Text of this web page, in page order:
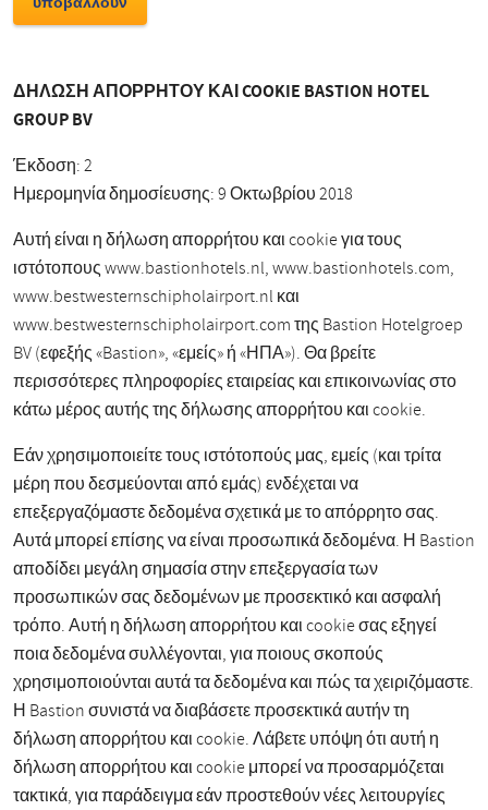
ΔΗΛΩΣΗ ΑΠΟΡΡΗΤΟΥ ΚΑΙ COOKIE BASTION HOTEL
GROUP BV
Έκδοση: 2
Ημερομηνία δημοσίευσης: 9 Οκτωβρίου 2018
Αυτή είναι η δήλωση απορρήτου και cookie για τους
ιστότοπους www.bastionhotels.nl, www.bastionhotels.com,
www.bestwesternschipholairport.nl και
www.bestwesternschipholairport.com της Bastion Hotelgroep
BV (εφεξής «Bastion», «εμείς» ή «ΗΠΑ»). Θα βρείτε
περισσότερες πληροφορίες εταιρείας και επικοινωνίας στο
κάτω μέρος αυτής της δήλωσης απορρήτου και cookie.
Εάν χρησιμοποιείτε τους ιστότοπούς μας, εμείς (και τρίτα
μέρη που δεσμεύονται από εμάς) ενδέχεται να
επεξεργαζόμαστε δεδομένα σχετικά με το απόρρητο σας.
Αυτά μπορεί επίσης να είναι προσωπικά δεδομένα. Η Bastion
αποδίδει μεγάλη σημασία στην επεξεργασία των
προσωπικών σας δεδομένων με προσεκτικό και ασφαλή
τρόπο. Αυτή η δήλωση απορρήτου και cookie σας εξηγεί
ποια δεδομένα συλλέγονται, για ποιους σκοπούς
χρησιμοποιούνται αυτά τα δεδομένα και πώς τα χειριζόμαστε.
Η Bastion συνιστά να διαβάσετε προσεκτικά αυτήν τη
δήλωση απορρήτου και cookie. Λάβετε υπόψη ότι αυτή η
δήλωση απορρήτου και cookie μπορεί να προσαρμόζεται
τακτικά, για παράδειγμα εάν προστεθούν νέες λειτουργίες